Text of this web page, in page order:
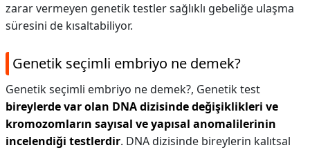
zarar vermeyen genetik testler sağlıklı gebeliğe ulaşma
süresini de kısaltabiliyor.
Genetik seçimli embriyo ne demek?
Genetik seçimli embriyo ne demek?, Genetik test
bireylerde var olan DNA dizisinde değişiklikleri ve
kromozomların sayısal ve yapısal anomalilerinin
incelendiği testlerdir. DNA dizisinde bireylerin kalıtsal